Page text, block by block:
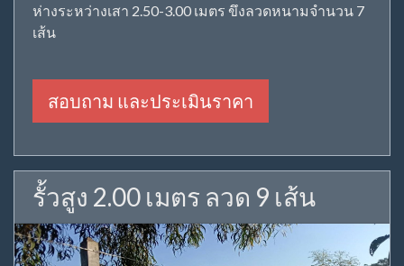
ห่างระหว่างเสา 2.50-3.00 เมตร ขึงลวดหนามจำนวน 7
เส้น
สอบถาม และประเมินราคา
รั้วสูง 2.00 เมตร ลวด 9 เส้น